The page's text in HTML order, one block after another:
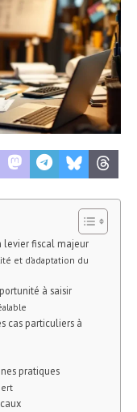
levier fiscal majeur
et d’adaptation du
à saisir
cas particuliers à
pratiques